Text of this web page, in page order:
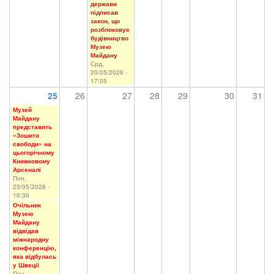
держави
підписав
закон, що
розблоковує
будівництво
Музею
Майдану
Срд,
20/05/2026 -
17:05
25 26 27 28 29 30 31
Музей
Майдану
представить
«Зошити
свободи» на
цьогорічному
Книжковому
Арсеналі
Пон,
25/05/2026 -
16:30
Очільник
Музею
Майдану
відвідав
міжнародну
конференцію,
яка відбулась
у Швеції